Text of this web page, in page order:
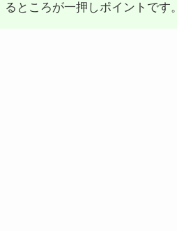
るところが一押しポイントです。